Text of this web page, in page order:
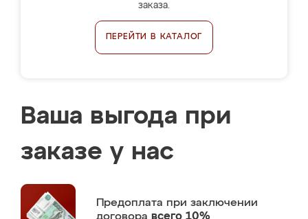
заказа.
ПЕРЕЙТИ В КАТАЛОГ
Ваша выгода при
заказе у нас
Предоплата при заключении
договора всего 10%